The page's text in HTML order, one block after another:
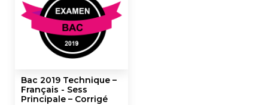
Bac 2019 Technique –
Français - Sess
Principale – Corrigé